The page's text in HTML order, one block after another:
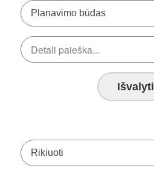
Planavimo būdas
Išvalyti
Rikiuoti